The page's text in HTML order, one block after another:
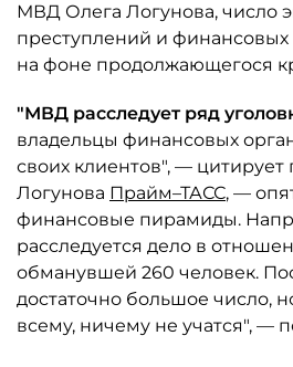
МВД Олега Логунова, число
преступлений и
на фоне продолжающегося
"МВД расследует ряд
владельцы финансовых
своих клиентов", — цитирует
Логунова Прайм–ТАСС, —
финансовые пирамиды.
расследуется дело в
обманувшей 260 человек.
достаточно большое число,
всему, ничему не учатся", —